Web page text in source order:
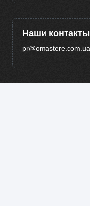
Наши контакты
pr@omastere.com.ua